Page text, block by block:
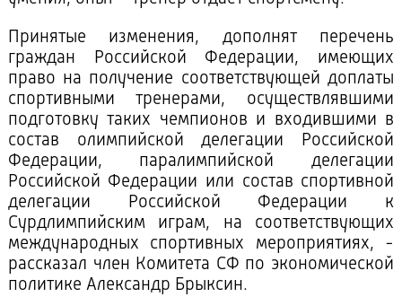
Принятые изменения, дополнят перечень
граждан Российской Федерации, имеющих
право на получение соответствующей доплаты
спортивными тренерами, осуществлявшими
подготовку таких чемпионов и входившими в
состав олимпийской делегации Российской
Федерации, паралимпийской делегации
Российской Федерации или состав спортивной
делегации Российской Федерации к
Сурдлимпийским играм, на соответствующих
международных спортивных мероприятиях, -
рассказал член Комитета СФ по экономической
политике Александр Брыксин.